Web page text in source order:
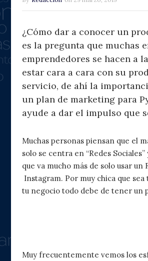
¿Cómo dar a conocer un
es la pregunta que muchas
emprendedores se hacen a
estar cara a cara con su
servicio, de ahí la
un plan de marketing para
ayude a dar el impulso que
Muchas personas piensan que el
solo se centra en “Redes
que va mucho más de solo usar un
Instagram. Por muy chica que sea
tu negocio todo debe de tener un
Muy frecuentemente vemos los